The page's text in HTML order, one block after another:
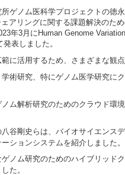
ゲノム医科学プロジェクトの徳
アリングに関する課題解決のた
年3月にHuman Genome
表しました。
に活用するため、さまざまな観
術研究、特にゲノム医学研究に
ム解析研究のためのクラウド環
谷剛史らは、バイオサイエンス
ションシステムを紹介しました。
ノム研究のためのハイブリッド
た。